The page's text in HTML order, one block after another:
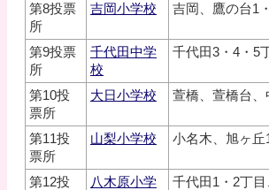
第8投票
所
吉岡小学校 吉岡、鷹の台1
第9投票
所
千代田中学
校
千代田3・4・5
第10投
票所
大日小学校 萱橋、萱橋台
第11投
票所
山梨小学校 小名木、旭ヶ丘
第12投
八木原小学
千代田1・2丁